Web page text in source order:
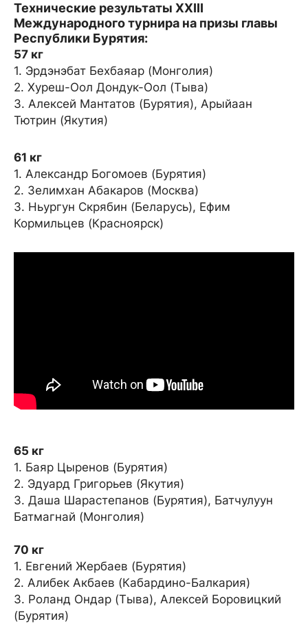
Технические результаты XXIII
Международного турнира на призы главы
Республики Бурятия:
57 кг
1. Эрдэнэбат Бехбаяар (Монголия)
2. Хуреш-Оол Дондук-Оол (Тыва)
3. Алексей Мантатов (Бурятия), Арыйаан
Тютрин (Якутия)
61 кг
1. Александр Богомоев (Бурятия)
2. Зелимхан Абакаров (Москва)
3. Ньургун Скрябин (Беларусь), Ефим
Кормильцев (Красноярск)
65 кг
1. Баяр Цыренов (Бурятия)
2. Эдуард Григорьев (Якутия)
3. Даша Шарастепанов (Бурятия), Батчулуун
Батмагнай (Монголия)
70 кг
1. Евгений Жербаев (Бурятия)
2. Алибек Акбаев (Кабардино-Балкария)
3. Роланд Ондар (Тыва), Алексей Боровицкий
(Бурятия)